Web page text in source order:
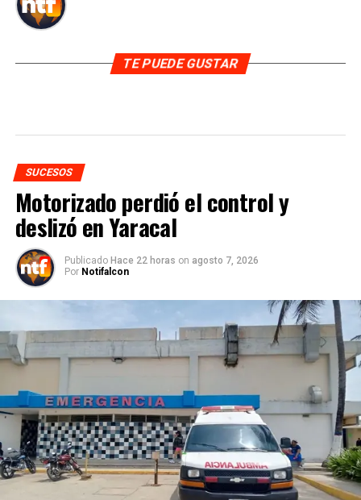
TE PUEDE GUSTAR
SUCESOS
Motorizado perdió el control y
deslizó en Yaracal
Publicado Hace 22 horas on agosto 7, 2026
Por Notifalcon